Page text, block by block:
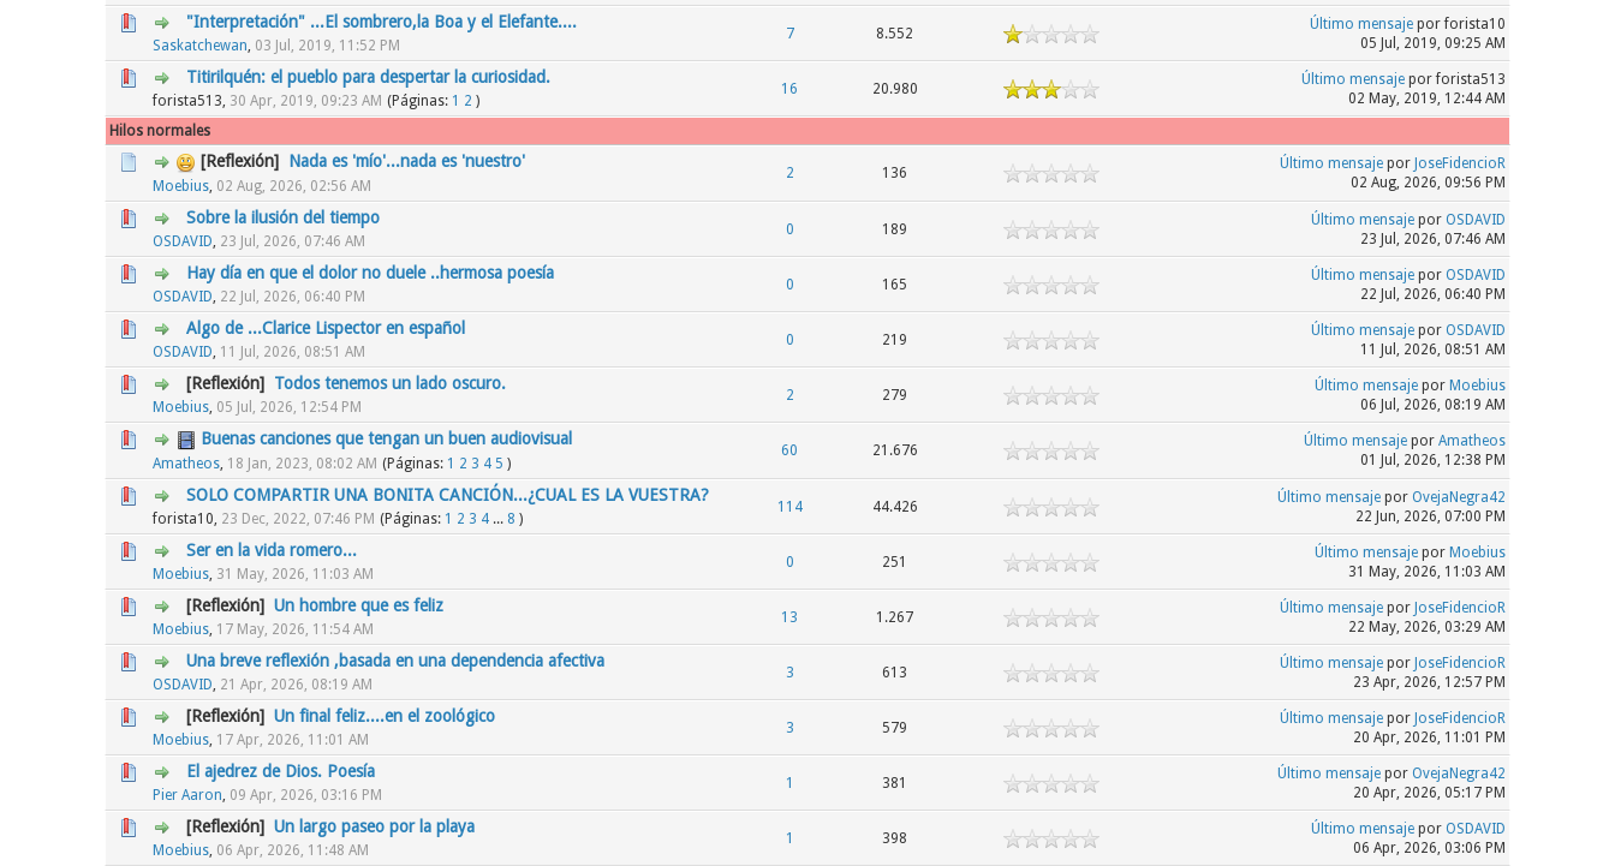
"Interpretación" ...El sombrero,la Boa y el Elefante....
Saskatchewan, 03 Jul, 2019, 11:52 PM
7 8.552
1 voto(s) - Media 1 de 5
12345 Último mensajepor forista10
05 Jul, 2019, 09:25 AM
Titirilquén: el pueblo para despertar la curiosidad.
forista513, 30 Apr, 2019, 09:23 AM (Páginas: 1 2 )
16 20.980
2 voto(s) - Media 2.5 de 5
12 345 Último mensajepor forista513
02 May, 2019, 12:44 AM
Hilos normales
[Reflexión] Nada es 'mío'...nada es 'nuestro'
Moebius 02 Aug, 2026, 02:56 AM
2 136
0 voto(s) - Media 0 de 5
123 45 Último mensajepor JoseFidencioR
02 Aug, 2026, 09:56 PM
Sobre la ilusión del tiempo
OSDAVID 23 Jul, 2026, 07:46 AM
0 189
0 voto(s) - Media 0 de 5 Último mensajepor OSDAVID
23 Jul, 2026, 07:46 AM
Hay día en que el dolor no duele ..hermosa poesía
OSDAVID 22 Jul, 2026, 06:40 PM
0 165
0 voto(s) - Media 0 de 5
12 345 Último mensajepor OSDAVID
22 Jul, 2026, 06:40 PM
Algo de ...Clarice Lispector en español
OSDAVID 11 Jul, 2026, 08:51 AM
0 219
0 voto(s) - Media 0 de 5
12345 Último mensajepor OSDAVID
11 Jul, 2026, 08:51 AM
[Reflexión] Todos tenemos un lado oscuro.
Moebius 05 Jul, 2026, 12:54 PM
2 279
0 voto(s) - Media 0 de 5
1234 5 Último mensajepor Moebius
06 Jul, 2026, 08:19 AM
Buenas canciones que tengan un buen audiovisual
Amatheos 18 Jan, 2023, 08:02 AM (Páginas: 1 2 3 4 5 )
60 21.676
0 voto(s) - Media 0 de 5
1234 5 Último mensajepor Amatheos
01 Jul, 2026, 12:38 PM
SOLO COMPARTIR UNA BONITA CANCIÓN...¿CUAL ES LA VUESTRA?
forista10, 23 Dec, 2022, 07:46 PM (Páginas: 1 2 3 4 ... 8 )
114 44.426
0 voto(s) - Media 0 de 5
123 45 Último mensajepor OvejaNegra42
22 Jun, 2026, 07:00 PM
Ser en la vida romero...
Moebius 31 May, 2026, 11:03 AM
0 251
0 voto(s) - Media 0 de 5 Último mensajepor Moebius
31 May, 2026, 11:03 AM
[Reflexión] Un hombre que es feliz
Moebius 17 May, 2026, 11:54 AM
13 1.267
0 voto(s) - Media 0 de 5
1234 Último mensajepor JoseFidencioR
22 May, 2026, 03:29 AM
Una breve reflexión ,basada en una dependencia afectiva
OSDAVID 21 Apr, 2026, 08:19 AM
3 613
0 voto(s) - Media 0 de 5
1 234 5 Último mensajepor JoseFidencioR
23 Apr, 2026, 12:57 PM
[Reflexión] Un final feliz....en el zoológico
Moebius 17 Apr, 2026, 11:01 AM
3 579
0 voto(s) - Media 0 de 5
12345 Último mensajepor JoseFidencioR
20 Apr, 2026, 11:01 PM
El ajedrez de Dios. Poesía
Pier Aaron 09 Apr, 2026, 03:16 PM
1 381
0 voto(s) - Media 0 de 5 Último mensajepor OvejaNegra42
20 Apr, 2026, 05:17 PM
[Reflexión] Un largo paseo por la playa
Moebius 06 Apr, 2026, 11:48 AM
1 398
0 voto(s) - Media 0 de 5
1 2345 Último mensajepor OSDAVID
06 Apr, 2026, 03:06 PM